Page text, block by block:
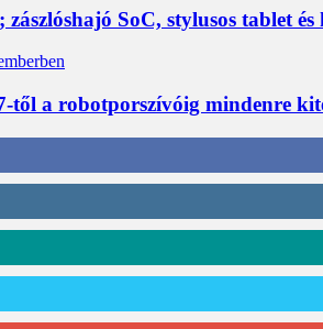
SoC, stylusos tablet
a robotporszívóig mindenre